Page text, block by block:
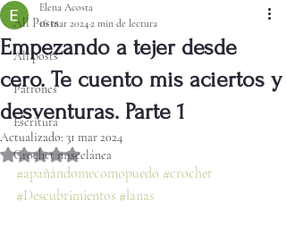
All Posts
All posts
Patrones
Escritura
Crochet miscelánea
Empezando a tejer desde
cero. Te cuento mis aciertos y
desventuras. Parte 1
Elena Acosta
16 mar 20242 min de lectura
Actualizado: 31 mar 2024
Obtuvo NaN de 5 estrellas.
#apañándomecomopuedo #crochet
#Descubrimientos #lanas